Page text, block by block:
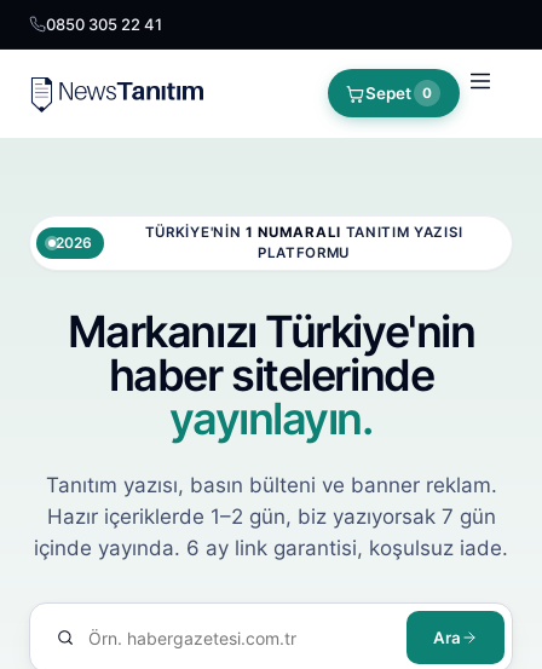
0850 305 22 41
Sepet 0
2026
TÜRKIYE'NIN 1 NUMARALI TANITIM YAZISI
PLATFORMU
Markanızı Türkiye'nin
haber sitelerinde
yayınlayın.
Tanıtım yazısı, basın bülteni ve banner reklam.
Hazır içeriklerde 1–2 gün, biz yazıyorsak 7 gün
içinde yayında. 6 ay link garantisi, koşulsuz iade.
Ara